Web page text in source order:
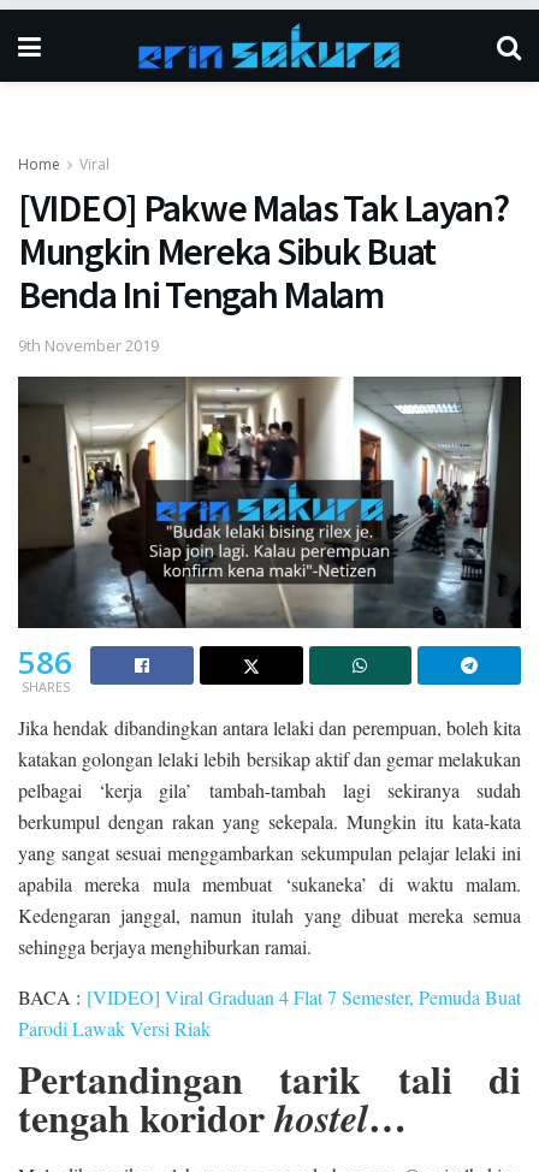
Home Viral
[VIDEO] Pakwe Malas Tak Layan?
Mungkin Mereka Sibuk Buat
Benda Ini Tengah Malam
9th November 2019
586
SHARES
Jika hendak dibandingkan antara lelaki dan perempuan, boleh kita
katakan golongan lelaki lebih bersikap aktif dan gemar melakukan
pelbagai ‘kerja gila’ tambah-tambah lagi sekiranya sudah
berkumpul dengan rakan yang sekepala. Mungkin itu kata-kata
yang sangat sesuai menggambarkan sekumpulan pelajar lelaki ini
apabila mereka mula membuat ‘sukaneka’ di waktu malam.
Kedengaran janggal, namun itulah yang dibuat mereka semua
sehingga berjaya menghiburkan ramai.
BACA : [VIDEO] Viral Graduan 4 Flat 7 Semester, Pemuda Buat
Parodi Lawak Versi Riak
Pertandingan tarik tali di
tengah koridorhostel…